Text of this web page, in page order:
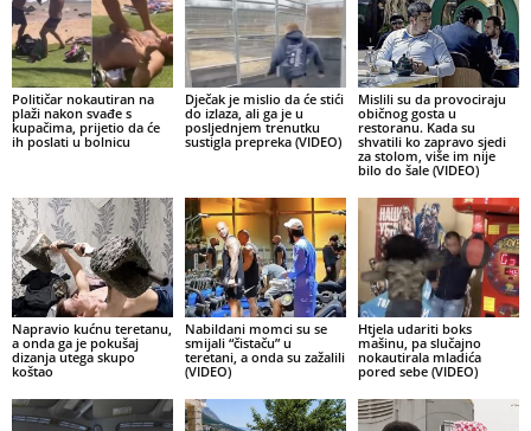
Političar nokautiran na
plaži nakon svađe s
kupačima, prijetio da će
ih poslati u bolnicu
Dječak je mislio da će stići
do izlaza, ali ga je u
posljednjem trenutku
sustigla prepreka (VIDEO)
Mislili su da provociraju
običnog gosta u
restoranu. Kada su
shvatili ko zapravo sjedi
za stolom, više im nije
bilo do šale (VIDEO)
Napravio kućnu teretanu,
a onda ga je pokušaj
dizanja utega skupo
koštao
Nabildani momci su se
smijali “čistaču” u
teretani, a onda su zažalili
(VIDEO)
Htjela udariti boks
mašinu, pa slučajno
nokautirala mladića
pored sebe (VIDEO)